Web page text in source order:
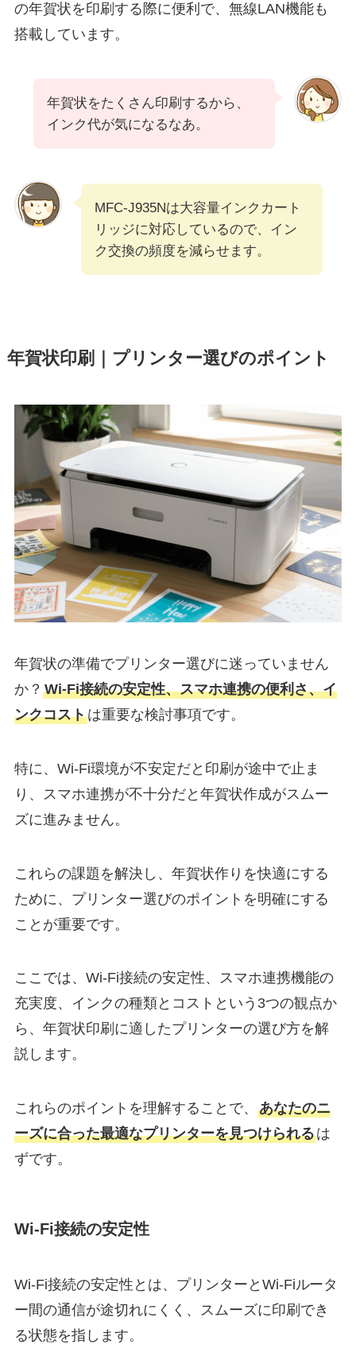
の年賀状を印刷する際に便利で、無線LAN機能も
搭載しています。
年賀状をたくさん印刷するから、
インク代が気になるなあ。
MFC-J935Nは大容量インクカート
リッジに対応しているので、イン
ク交換の頻度を減らせます。
年賀状印刷｜プリンター選びのポイント
年賀状の準備でプリンター選びに迷っていません
か？ Wi-Fi接続の安定性、スマホ連携の便利さ、イ
ンクコストは重要な検討事項です。
特に、Wi-Fi環境が不安定だと印刷が途中で止ま
り、スマホ連携が不十分だと年賀状作成がスムー
ズに進みません。
これらの課題を解決し、年賀状作りを快適にする
ために、プリンター選びのポイントを明確にする
ことが重要です。
ここでは、Wi-Fi接続の安定性、スマホ連携機能の
充実度、インクの種類とコストという3つの観点か
ら、年賀状印刷に適したプリンターの選び方を解
説します。
これらのポイントを理解することで、 あなたのニ
ーズに合った最適なプリンターを見つけられるは
ずです。
Wi-Fi接続の安定性
Wi-Fi接続の安定性とは、プリンターとWi-Fiルータ
ー間の通信が途切れにくく、スムーズに印刷でき
る状態を指します。